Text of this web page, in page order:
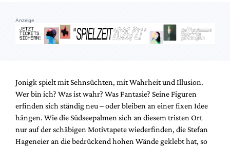
Anzeige
Jonigk spielt mit Sehnsüchten, mit Wahrheit und Illusion.
Wer bin ich? Was ist wahr? Was Fantasie? Seine Figuren
erfinden sich ständig neu – oder bleiben an einer fixen Idee
hängen. Wie die Südseepalmen sich an diesem tristen Ort
nur auf der schäbigen Motivtapete wiederfinden, die Stefan
Hageneier an die bedrückend hohen Wände geklebt hat, so